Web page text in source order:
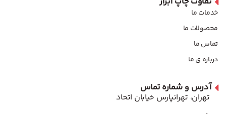
خدمات ما
محصولات ما
تماس ما
درباره ی ما
آدرس و شماره تماس
تهران، تهرانپارس خیابان اتحاد